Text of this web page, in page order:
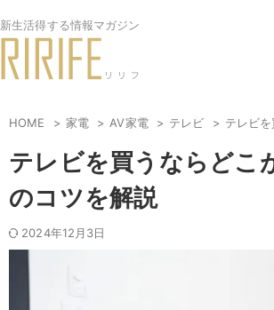
新生活得する情報マガジン
HOME 家電 AV家電 テレビ テレビ
テレビを買うならどこ
のコツを解説
2024年12月3日